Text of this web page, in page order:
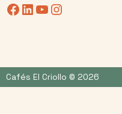
Facebook LinkedIn YouTube Instagram
Cafés El Criollo © 2026